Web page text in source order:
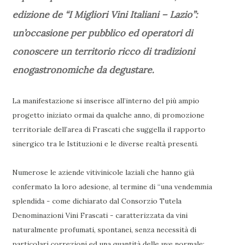
edizione de “I Migliori Vini Italiani – Lazio”:
un’occasione per pubblico ed operatori di
conoscere un territorio ricco di tradizioni
enogastronomiche da degustare.
La manifestazione si inserisce all’interno del più ampio
progetto iniziato ormai da qualche anno, di promozione
territoriale dell’area di Frascati che suggella il rapporto
sinergico tra le Istituzioni e le diverse realtà presenti.
Numerose le aziende vitivinicole laziali che hanno già
confermato la loro adesione, al termine di “una vendemmia
splendida - come dichiarato dal Consorzio Tutela
Denominazioni Vini Frascati - caratterizzata da vini
naturalmente profumati, spontanei, senza necessità di